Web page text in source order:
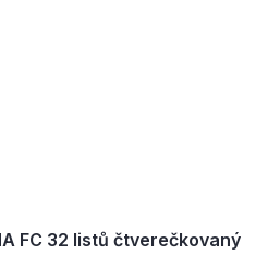
FC 32 listů čtverečkovaný